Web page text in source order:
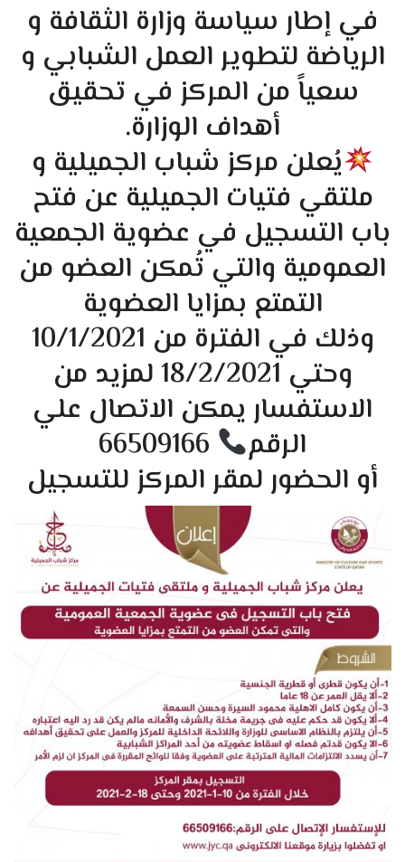
في إطار سياسة وزارة الثقافة و
الرياضة لتطوير العمل الشبابي و
سعياً من المركز في تحقيق
أهداف الوزارة.
يُعلن مركز شباب الجميلية و
ملتقي فتيات الجميلية عن فتح
باب التسجيل في عضوية الجمعية
العمومية والتي تُمكن العضو من
التمتع بمزايا العضوية
وذلك في الفترة من 10/1/2021
وحتي 18/2/2021 لمزيد من
الاستفسار يمكن الاتصال علي
الرقم
أو الحضور لمقر المركز للتسجيل